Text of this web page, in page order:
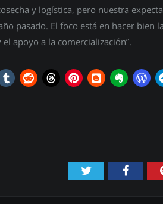
y logística, pero nuestra
pasado. El foco está en hacer bien
apoyo a la comercialización”.
Twitter